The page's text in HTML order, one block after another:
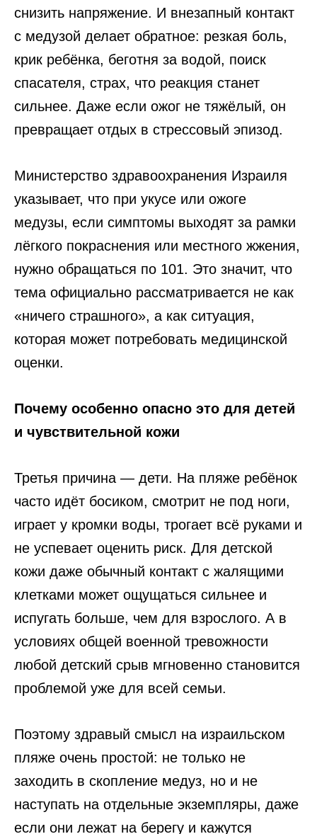
снизить напряжение. И внезапный контакт
с медузой делает обратное: резкая боль,
крик ребёнка, беготня за водой, поиск
спасателя, страх, что реакция станет
сильнее. Даже если ожог не тяжёлый, он
превращает отдых в стрессовый эпизод.
Министерство здравоохранения Израиля
указывает, что при укусе или ожоге
медузы, если симптомы выходят за рамки
лёгкого покраснения или местного жжения,
нужно обращаться по 101. Это значит, что
тема официально рассматривается не как
«ничего страшного», а как ситуация,
которая может потребовать медицинской
оценки.
Почему особенно опасно это для детей
и чувствительной кожи
Третья причина — дети. На пляже ребёнок
часто идёт босиком, смотрит не под ноги,
играет у кромки воды, трогает всё руками и
не успевает оценить риск. Для детской
кожи даже обычный контакт с жалящими
клетками может ощущаться сильнее и
испугать больше, чем для взрослого. А в
условиях общей военной тревожности
любой детский срыв мгновенно становится
проблемой уже для всей семьи.
Поэтому здравый смысл на израильском
пляже очень простой: не только не
заходить в скопление медуз, но и не
наступать на отдельные экземпляры, даже
если они лежат на берегу и кажутся